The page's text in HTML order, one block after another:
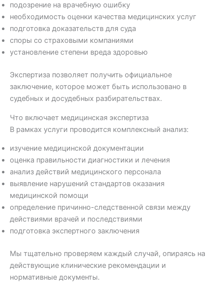
подозрение на врачебную ошибку
необходимость оценки качества медицинских услуг
подготовка доказательств для суда
споры со страховыми компаниями
установление степени вреда здоровью
Экспертиза позволяет получить официальное
заключение, которое может быть использовано в
судебных и досудебных разбирательствах.
Что включает медицинская экспертиза
В рамках услуги проводится комплексный анализ:
изучение медицинской документации
оценка правильности диагностики и лечения
анализ действий медицинского персонала
выявление нарушений стандартов оказания
медицинской помощи
определение причинно-следственной связи между
действиями врачей и последствиями
подготовка экспертного заключения
Мы тщательно проверяем каждый случай, опираясь на
действующие клинические рекомендации и
нормативные документы.